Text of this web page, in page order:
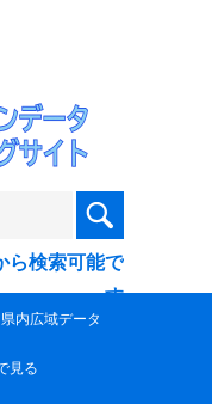
ら検索可能で
す
県内広域データ
見る